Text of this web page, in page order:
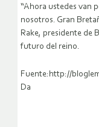
“Ahora ustedes van
nosotros. Gran
Rake, presidente de
futuro del reino.
Fuente:http://
Da